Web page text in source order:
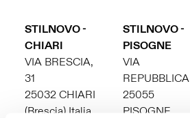
STILNOVO -
CHIARI
VIA BRESCIA,
31
25032 CHIARI
(Brescia) Italia
STILNOVO -
PISOGNE
VIA
REPUBBLICA
25055
PISOGNE